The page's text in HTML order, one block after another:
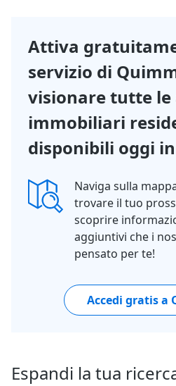
Attiva
servizio di
visionare tutte le
immobiliari
disponibili oggi
Naviga sulla
trovare il tuo
scoprire
aggiuntivi che i
pensato per te!
Accedi gratis a
Espandi la tua